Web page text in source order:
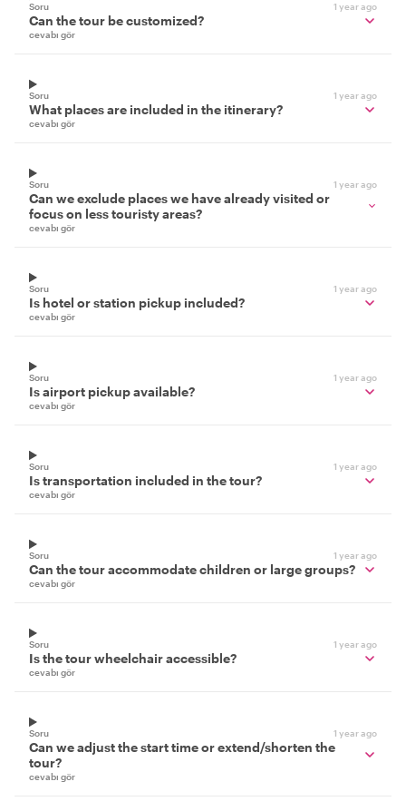
Soru 1 year ago
Can the tour be customized?
cevabı gör
Soru 1 year ago
What places are included in the itinerary?
cevabı gör
Soru 1 year ago
Can we exclude places we have already visited or
focus on less touristy areas?
cevabı gör
Soru 1 year ago
Is hotel or station pickup included?
cevabı gör
Soru 1 year ago
Is airport pickup available?
cevabı gör
Soru 1 year ago
Is transportation included in the tour?
cevabı gör
Soru 1 year ago
Can the tour accommodate children or large groups?
cevabı gör
Soru 1 year ago
Is the tour wheelchair accessible?
cevabı gör
Soru 1 year ago
Can we adjust the start time or extend/shorten the
tour?
cevabı gör